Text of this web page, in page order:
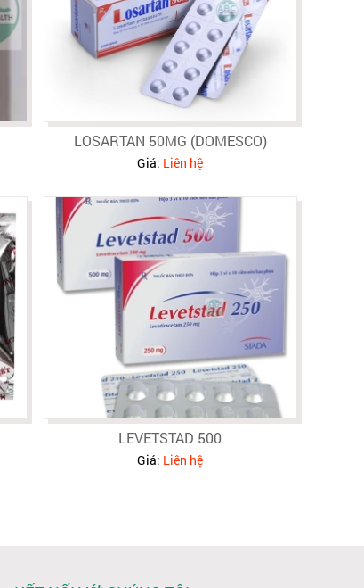
LOSARTAN 50MG (DOMESCO)
Giá: Liên hệ
LEVETSTAD 500
Giá: Liên hệ